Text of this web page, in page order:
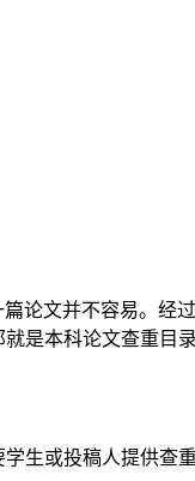
论文并不容易。经
是本科论文查重目录
生或投稿人提供查